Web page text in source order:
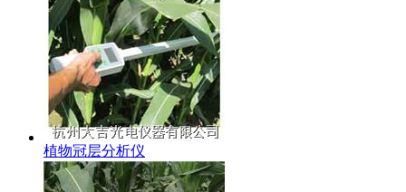
植物冠层分析仪